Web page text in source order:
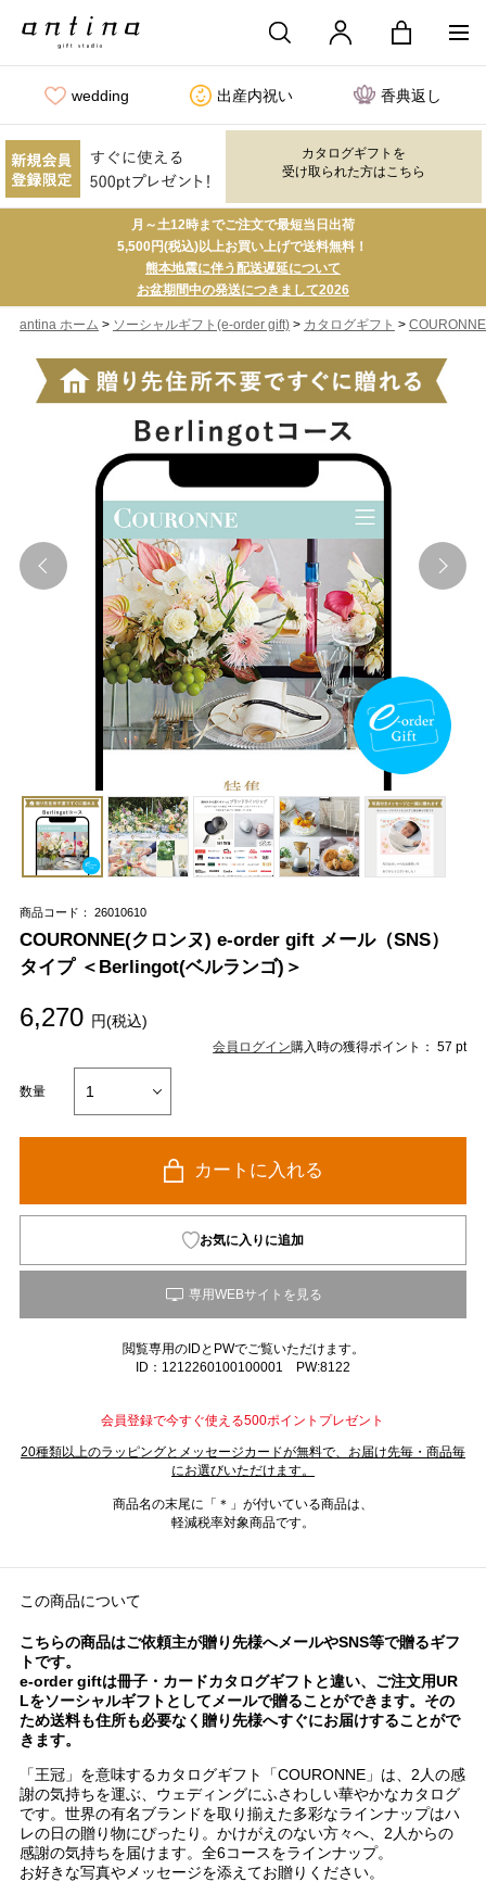
wedding 出産内祝い 香典返し
カタログギフトを
受け取られた方はこちら
月～土12時までご注文で最短当日出荷
5,500円(税込)以上お買い上げで送料無料！
熊本地震に伴う配送遅延について
お盆期間中の発送につきまして2026
antina ホーム > ソーシャルギフト(e-order gift)> カタログギフト >
商品コード： 26010610
COURONNE(クロンヌ) e-order gift メール（SNS）
タイプ ＜Berlingot(ベルランゴ)＞
6,270 円(税込)
会員ログイン購入時の獲得ポイント： 57 pt
数量
カートに入れる
お気に入りに追加
閲覧専用のIDとPWでご覧いただけます。
ID：1212260100100001 PW:8122
会員登録で今すぐ使える500ポイントプレゼント
20種類以上のラッピングとメッセージカードが無料で、お届け先毎・商品毎
にお選びいただけます。
商品名の末尾に「＊」が付いている商品は、
軽減税率対象商品です。
この商品について
こちらの商品はご依頼主が贈り先様へメールやSNS等で贈るギフ
トです。
e-order giftは冊子・カードカタログギフトと違い、ご注文用UR
Lをソーシャルギフトとしてメールで贈ることができます。その
ため送料も住所も必要なく贈り先様へすぐにお届けすることがで
きます。
「王冠」を意味するカタログギフト「COURONNE」は、2人の感
謝の気持ちを運ぶ、ウェディングにふさわしい華やかなカタログ
です。世界の有名ブランドを取り揃えた多彩なラインナップはハ
レの日の贈り物にぴったり。かけがえのない方々へ、2人からの
感謝の気持ちを届けます。全6コースをラインナップ。
お好きな写真やメッセージを添えてお贈りください。